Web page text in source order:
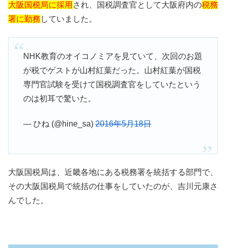
大阪国税局に採用 され、国税調査官として大阪府内の税務
署に勤務 していました。
NHK教育のオイコノミアを見ていて、次回のお題
が税でゲストが山村紅葉だった。山村紅葉が国税
専門官試験を受けて国税調査官をしていたという
のは初耳で驚いた。
— ひね (@hine_sa)2016年5月18日
大阪国税局は、近畿各地にある税務署を統括する部門で、
その大阪国税局で統括の仕事をしていたのが、吉川元康さ
んでした。